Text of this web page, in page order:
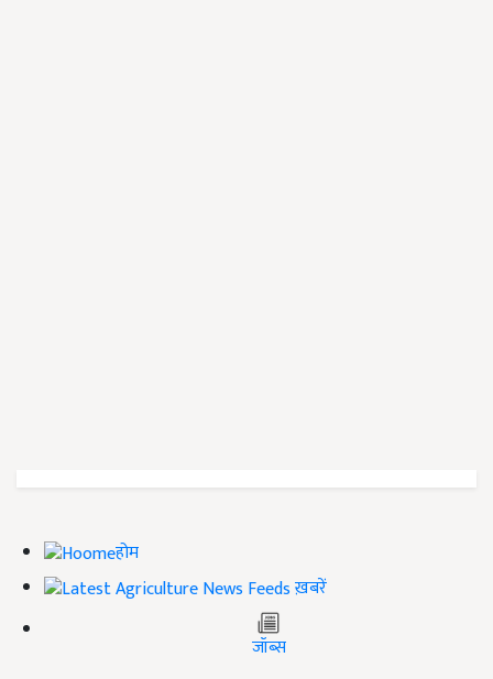
होम
ख़बरें
जॉब्स